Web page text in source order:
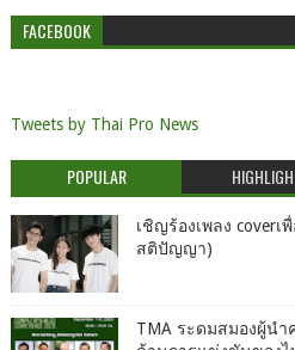
FACEBOOK
Tweets by Thai Pro News
POPULAR
เชิญร้องเพลง cover
สติปัญญา)
TMA ระดมสมองผู้น